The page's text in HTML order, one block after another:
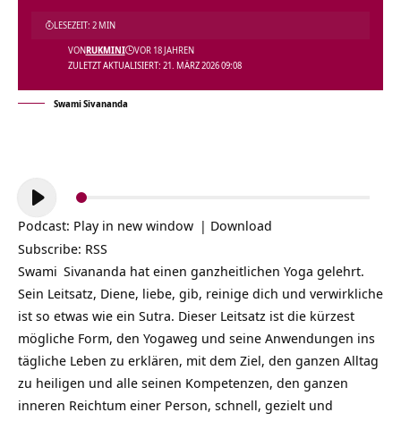
ZULETZT AKTUALISIERT: 21. MÄRZ 2026 09:08
VONRUKMINI VOR 18 JAHREN
LESEZEIT: 2 MIN
Swami Sivananda
Audio-
Player
Podcast: Play in new window | Download
Subscribe: RSS
Swami Sivananda hat einen ganzheitlichen Yoga gelehrt.
Sein Leitsatz, Diene, liebe, gib, reinige dich und verwirkliche
ist so etwas wie ein Sutra. Dieser Leitsatz ist die kürzest
mögliche Form, den Yogaweg und seine Anwendungen ins
tägliche Leben zu erklären, mit dem Ziel, den ganzen Alltag
zu heiligen und alle seinen Kompetenzen, den ganzen
inneren Reichtum einer Person, schnell, gezielt und